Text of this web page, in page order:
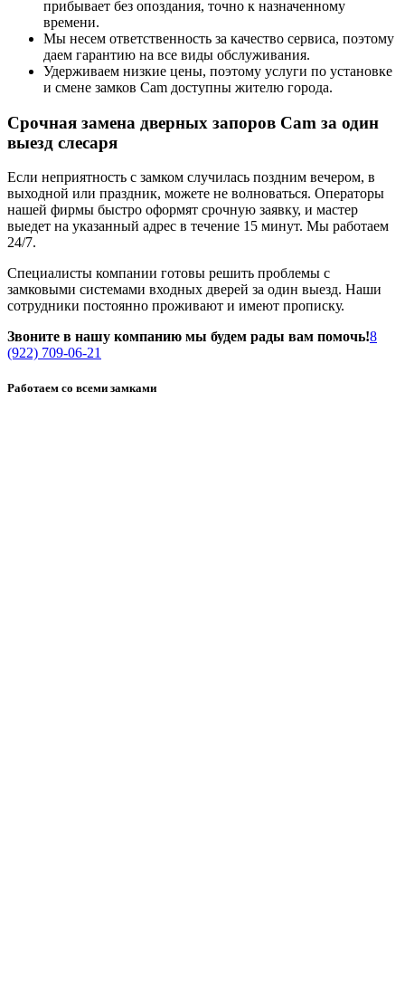
прибывает без опоздания, точно к назначенному
времени.
Мы несем ответственность за качество сервиса, поэтому
даем гарантию на все виды обслуживания.
Удерживаем низкие цены, поэтому услуги по установке
и смене замков Cam доступны жителю города.
Срочная замена дверных запоров Cam за один
выезд слесаря
Если неприятность с замком случилась поздним вечером, в
выходной или праздник, можете не волноваться. Операторы
нашей фирмы быстро оформят срочную заявку, и мастер
выедет на указанный адрес в течение 15 минут. Мы работаем
24/7.
Специалисты компании готовы решить проблемы с
замковыми системами входных дверей за один выезд. Наши
сотрудники постоянно проживают и имеют прописку.
Звоните в нашу компанию мы будем рады вам помочь!8
(922) 709-06-21
Работаем со всеми замками